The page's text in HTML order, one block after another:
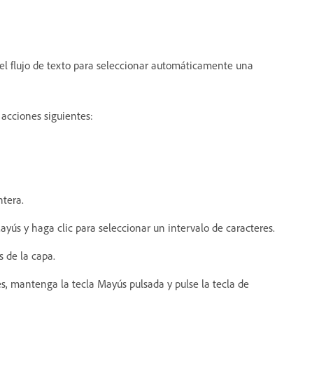
flujo de texto para seleccionar automáticamente una
siguientes:
y haga clic para seleccionar un intervalo de caracteres.
de la capa.
mantenga la tecla Mayús pulsada y pulse la tecla de